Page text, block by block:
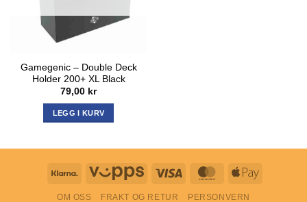
Gamegenic – Double Deck
Holder 200+ XL Black
79,00 kr
LEGG I KURV
Klarna Vipps Visa MasterCardApple
OM OSS FRAKT OG RETUR PERSONVERN